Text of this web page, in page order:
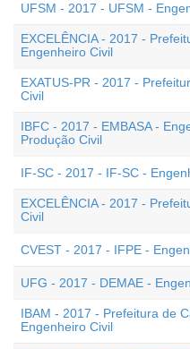
UFSM - 2017 - UFSM -
EXCELÊNCIA - 2017 -
Engenheiro Civil
EXATUS-PR - 2017 -
Civil
IBFC - 2017 - EMBASA -
Produção Civil
IF-SC - 2017 - IF-SC -
EXCELÊNCIA - 2017 -
Civil
CVEST - 2017 - IFPE -
UFG - 2017 - DEMAE -
IBAM - 2017 - Prefeitura de
Engenheiro Civil